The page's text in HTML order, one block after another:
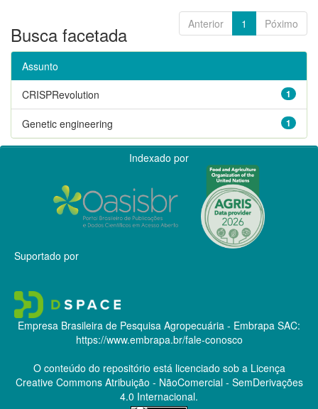
Anterior 1 Póximo
Busca facetada
Assunto
1
CRISPRevolution
1
Genetic engineering
Indexado por
Suportado por
Empresa Brasileira de Pesquisa Agropecuária - Embrapa SAC:
https://www.embrapa.br/fale-conosco
O conteúdo do repositório está licenciado sob a Licença
Creative CommonsAtribuição - NãoComercial - SemDerivações
4.0 Internacional.